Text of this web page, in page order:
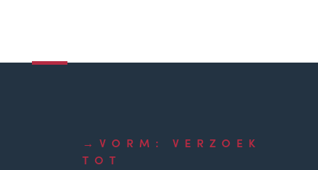
VORM: VERZOEK
TOT